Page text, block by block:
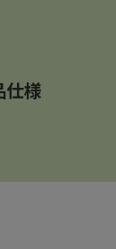
仕様